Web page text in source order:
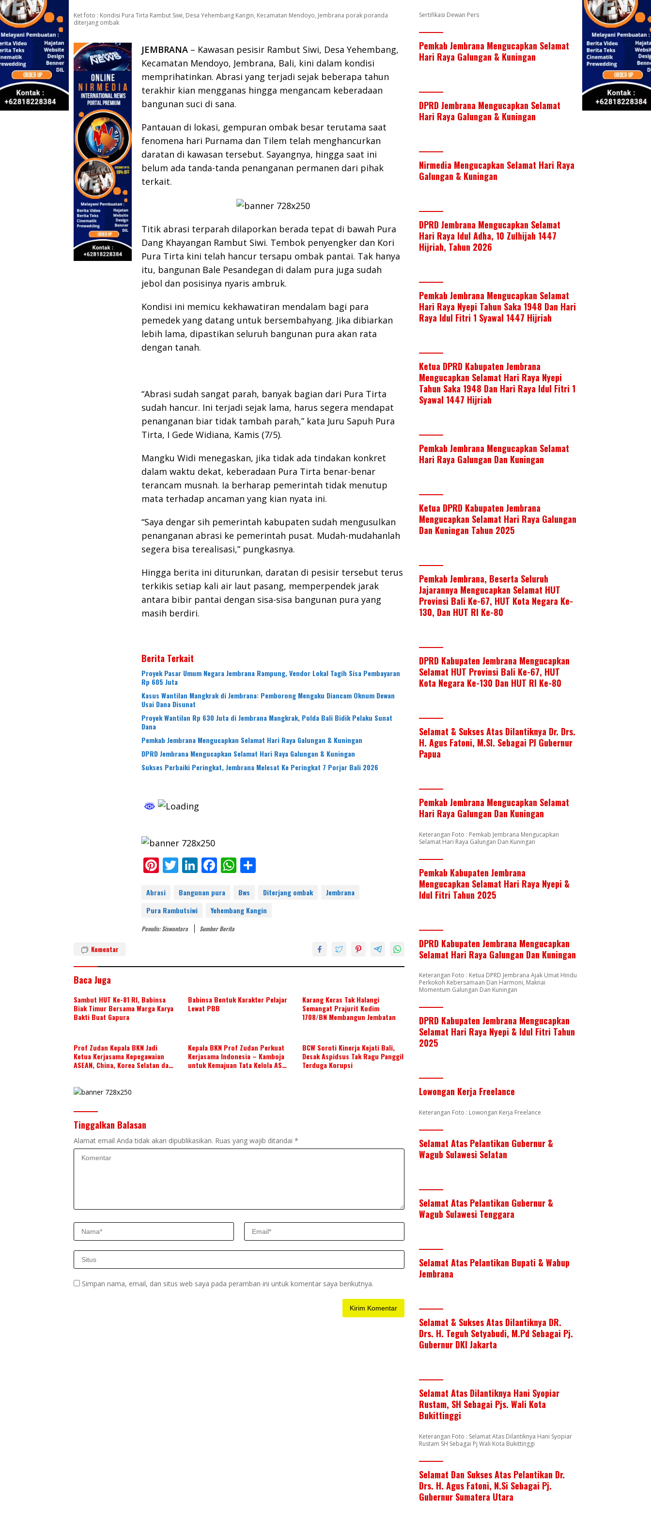
Ket foto : Kondisi Pura Tirta Rambut Siwi, Desa Yehembang Kangin, Kecamatan Mendoyo, Jembrana porak poranda
diterjang ombak
JEMBRANA – Kawasan pesisir Rambut Siwi, Desa Yehembang,
Kecamatan Mendoyo, Jembrana, Bali, kini dalam kondisi
memprihatinkan. Abrasi yang terjadi sejak beberapa tahun
terakhir kian mengganas hingga mengancam keberadaan
bangunan suci di sana.
Pantauan di lokasi, gempuran ombak besar terutama saat
fenomena hari Purnama dan Tilem telah menghancurkan
daratan di kawasan tersebut. Sayangnya, hingga saat ini
belum ada tanda-tanda penanganan permanen dari pihak
terkait.
Titik abrasi terparah dilaporkan berada tepat di bawah Pura
Dang Khayangan Rambut Siwi. Tembok penyengker dan Kori
Pura Tirta kini telah hancur tersapu ombak pantai. Tak hanya
itu, bangunan Bale Pesandegan di dalam pura juga sudah
jebol dan posisinya nyaris ambruk.
Kondisi ini memicu kekhawatiran mendalam bagi para
pemedek yang datang untuk bersembahyang. Jika dibiarkan
lebih lama, dipastikan seluruh bangunan pura akan rata
dengan tanah.
“Abrasi sudah sangat parah, banyak bagian dari Pura Tirta
sudah hancur. Ini terjadi sejak lama, harus segera mendapat
penanganan biar tidak tambah parah,” kata Juru Sapuh Pura
Tirta, I Gede Widiana, Kamis (7/5).
Mangku Widi menegaskan, jika tidak ada tindakan konkret
dalam waktu dekat, keberadaan Pura Tirta benar-benar
terancam musnah. Ia berharap pemerintah tidak menutup
mata terhadap ancaman yang kian nyata ini.
“Saya dengar sih pemerintah kabupaten sudah mengusulkan
penanganan abrasi ke pemerintah pusat. Mudah-mudahanlah
segera bisa terealisasi,” pungkasnya.
Hingga berita ini diturunkan, daratan di pesisir tersebut terus
terkikis setiap kali air laut pasang, memperpendek jarak
antara bibir pantai dengan sisa-sisa bangunan pura yang
masih berdiri.
Berita Terkait
Proyek Pasar Umum Negara Jembrana Rampung, Vendor Lokal Tagih Sisa Pembayaran
Rp 605 Juta
Kasus Wantilan Mangkrak di Jembrana: Pemborong Mengaku Diancam Oknum Dewan
Usai Dana Disunat
Proyek Wantilan Rp 630 Juta di Jembrana Mangkrak, Polda Bali Bidik Pelaku Sunat
Dana
Pemkab Jembrana Mengucapkan Selamat Hari Raya Galungan & Kuningan
DPRD Jembrana Mengucapkan Selamat Hari Raya Galungan & Kuningan
Sukses Perbaiki Peringkat, Jembrana Melesat Ke Peringkat 7 Porjar Bali 2026
Pi
er
e
st
T
itt
er
Li
k
dI
F
e
b
o
W
at
s
ar
e
Abrasi Bangunan pura Bws Diterjang ombak
Jembrana
Pura Rambutsiwi
Yehembang Kangin
Penulis: Siswantara Sumber Berita
Komentar
Baca Juga
Sambut HUT Ke-81 RI, Babinsa
Biak Timur Bersama Warga Karya
Bakti Buat Gapura
Babinsa Bentuk Karakter Pelajar
Lewat PBB
Karang Keras Tak Halangi
Semangat Prajurit Kodim
1708/BN Membangun Jembatan
Prof Zudan Kepala BKN Jadi
Ketua Kerjasama Kepegawaian
ASEAN, China, Korea Selatan dan
Kepala BKN Prof Zudan Perkuat
Kerjasama Indonesia – Kamboja
untuk Kemajuan Tata Kelola ASN
BCW Soroti Kinerja Kejati Bali,
Desak Aspidsus Tak Ragu Panggil
Terduga Korupsi
Tinggalkan Balasan
Alamat email Anda tidak akan dipublikasikan. Ruas yang wajib ditandai *
Simpan nama, email, dan situs web saya pada peramban ini untuk komentar saya berikutnya.
Sertifikasi Dewan Pers
Pemkab Jembrana Mengucapkan Selamat
Hari Raya Galungan & Kuningan
DPRD Jembrana Mengucapkan Selamat
Hari Raya Galungan & Kuningan
Nirmedia Mengucapkan Selamat Hari Raya
Galungan & Kuningan
DPRD Jembrana Mengucapkan Selamat
Hari Raya Idul Adha, 10 Zulhijah 1447
Hijriah, Tahun 2026
Pemkab Jembrana Mengucapkan Selamat
Hari Raya Nyepi Tahun Saka 1948 Dan Hari
Raya Idul Fitri 1 Syawal 1447 Hijriah
Ketua DPRD Kabupaten Jembrana
Mengucapkan Selamat Hari Raya Nyepi
Tahun Saka 1948 Dan Hari Raya Idul Fitri 1
Syawal 1447 Hijriah
Pemkab Jembrana Mengucapkan Selamat
Hari Raya Galungan Dan Kuningan
Ketua DPRD Kabupaten Jembrana
Mengucapkan Selamat Hari Raya Galungan
Dan Kuningan Tahun 2025
Pemkab Jembrana, Beserta Seluruh
Jajarannya Mengucapkan Selamat HUT
Provinsi Bali Ke-67, HUT Kota Negara Ke-
130, Dan HUT RI Ke-80
DPRD Kabupaten Jembrana Mengucapkan
Selamat HUT Provinsi Bali Ke-67, HUT
Kota Negara Ke-130 Dan HUT RI Ke-80
Selamat & Sukses Atas Dilantiknya Dr. Drs.
H. Agus Fatoni, M.SI. Sebagai PJ Gubernur
Papua
Pemkab Jembrana Mengucapkan Selamat
Hari Raya Galungan Dan Kuningan
Keterangan Foto : Pemkab Jembrana Mengucapkan
Selamat Hari Raya Galungan Dan Kuningan
Pemkab Kabupaten Jembrana
Mengucapkan Selamat Hari Raya Nyepi &
Idul Fitri Tahun 2025
DPRD Kabupaten Jembrana Mengucapkan
Selamat Hari Raya Galungan Dan Kuningan
Keterangan Foto : Ketua DPRD Jembrana Ajak Umat Hindu
Perkokoh Kebersamaan Dan Harmoni, Maknai
Momentum Galungan Dan Kuningan
DPRD Kabupaten Jembrana Mengucapkan
Selamat Hari Raya Nyepi & Idul Fitri Tahun
2025
Lowongan Kerja Freelance
Keterangan Foto : Lowongan Kerja Freelance
Selamat Atas Pelantikan Gubernur &
Wagub Sulawesi Selatan
Selamat Atas Pelantikan Gubernur &
Wagub Sulawesi Tenggara
Selamat Atas Pelantikan Bupati & Wabup
Jembrana
Selamat & Sukses Atas Dilantiknya DR.
Drs. H. Teguh Setyabudi, M.Pd Sebagai Pj.
Gubernur DKI Jakarta
Selamat Atas Dilantiknya Hani Syopiar
Rustam, SH Sebagai Pjs. Wali Kota
Bukittinggi
Keterangan Foto : Selamat Atas Dilantiknya Hani Syopiar
Rustam SH Sebagai Pj Wali Kota Bukittinggi
Selamat Dan Sukses Atas Pelantikan Dr.
Drs. H. Agus Fatoni, N.Si Sebagai Pj.
Gubernur Sumatera Utara